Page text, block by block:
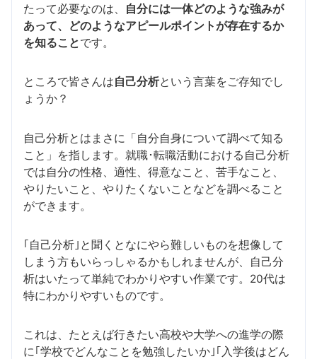
たって必要なのは、
自分には一体どのような強みが
あって、どのようなアピールポイントが存在するか
を知ることです。
ところで皆さんは自己分析という言葉をご存知でし
ょうか？
自己分析とはまさに「自分自身について調べて知る
こと」を指します。就職･転職活動における自己分析
では自分の性格、適性、得意なこと、苦手なこと、
やりたいこと、やりたくないことなどを調べること
ができます。
｢自己分析｣と聞くとなにやら難しいものを想像して
しまう方もいらっしゃるかもしれませんが、自己分
析はいたって単純でわかりやすい作業です。20代は
特にわかりやすいものです。
これは、たとえば行きたい高校や大学への進学の際
に｢学校でどんなことを勉強したいか｣｢入学後はどん